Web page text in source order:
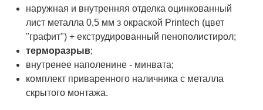
наружная и внутренняя отделка оцинкованный
лист металла 0,5 мм з окраской Printech (цвет
"графит") + екструдированный пенополистирол;
терморазрыв;
внутренее наполенине - минвата;
комплект приваренного наличника с металла
скрытого монтажа.